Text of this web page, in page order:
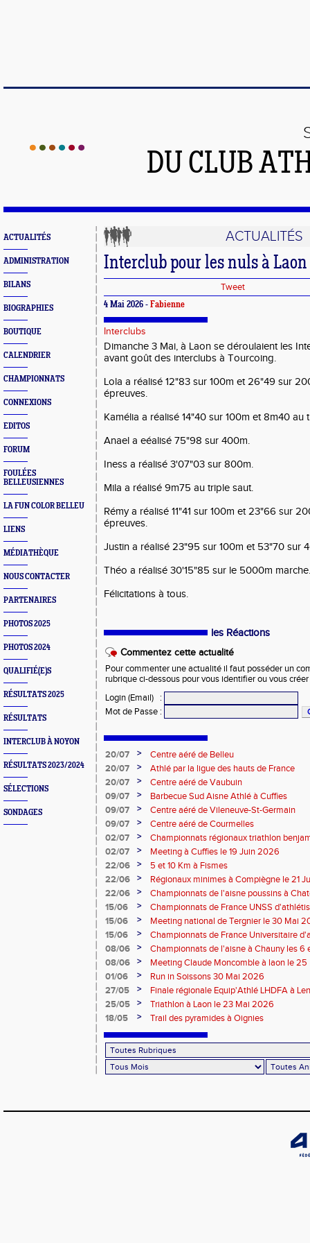
DU CLUB
ACTUALITÉS
ADMINISTRATION
BILANS
BIOGRAPHIES
BOUTIQUE
CALENDRIER
CHAMPIONNATS
CONNEXIONS
EDITOS
FORUM
FOULÉES
BELLEUSIENNES
LA FUN COLOR BELLEU
LIENS
MÉDIATHÈQUE
NOUS CONTACTER
PARTENAIRES
PHOTOS 2025
PHOTOS 2024
QUALIFIÉ(E)S
RÉSULTATS 2025
RÉSULTATS
INTERCLUB À NOYON
RÉSULTATS 2023/2024
SÉLECTIONS
SONDAGES
ACTUALITÉS
Interclub pour les nuls à
Tweet
4 Mai 2026 - Fabienne
Interclubs
Dimanche 3 Mai, à Laon se déroulaient les
avant goût des interclubs à Tourcoing.
Lola a réalisé 12"83 sur 100m et 26"49 sur
épreuves.
Kamélia a réalisé 14"40 sur 100m et 8m40 au
Anael a eéalisé 75"98 sur 400m.
Iness a réalisé 3'07"03 sur 800m.
Mila a réalisé 9m75 au triple saut.
Rémy a réalisé 11"41 sur 100m et 23"66 sur
épreuves.
Justin a réalisé 23"95 sur 100m et 53"70 sur
Théo a réalisé 30'15"85 sur le 5000m marche.
Félicitations à tous.
les Réactions
Commentez cette actualité
Pour commenter une actualité il faut posséder un
rubrique ci-dessous pour vous identifier ou vous
Login (Email)
:
Mot de Passe :
20/07 >
Centre aéré de Belleu
20/07
>
Athlé par la ligue des hauts de France
20/07
>
Centre aéré de Vaubuin
09/07
>
Barbecue Sud Aisne Athlé à Cuffies
09/07
>
Centre aéré de Vileneuve-St-Germain
09/07
>
Centre aéré de Courmelles
02/07
>
Championnats régionaux triathlon
2026
02/07 >
Meeting à Cuffies le 19 Juin 2026
22/06
>
5 et 10 Km à Fismes
22/06
>
Régionaux minimes à Compiègne le 21
22/06
>
Championnats de l'aisne poussins à
2026
15/06 >
Championnats de France UNSS
15/06
>
Meeting national de Tergnier le 30 Mai
15/06
>
Championnats de France Universitaire
Mai 2026
08/06 >
Championnats de l'aisne à Chauny les 6
08/06
>
Meeting Claude Moncomble à laon le
01/06
>
Run in Soissons 30 Mai 2026
27/05
>
Finale régionale Equip'Athlé LHDFA à
25/05
>
Triathlon à Laon le 23 Mai 2026
18/05
> Trail des pyramides à Oignies